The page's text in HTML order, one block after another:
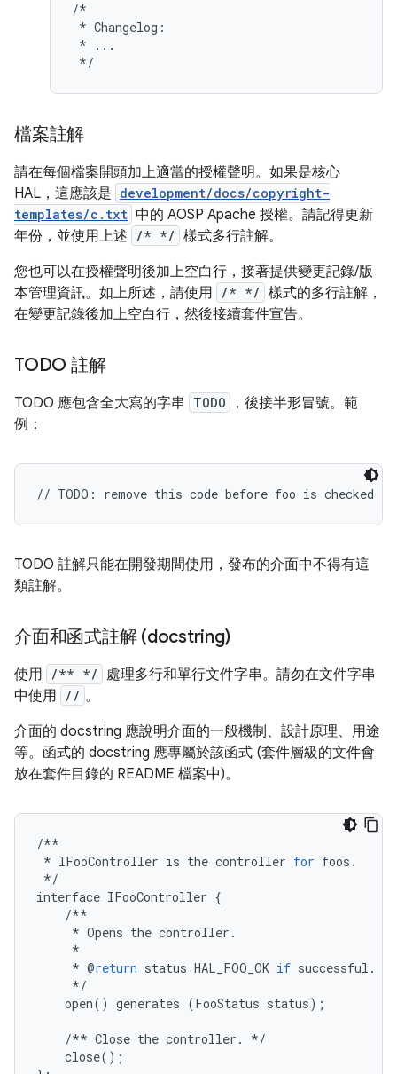
/*
* Changelog :
*
...
*/
檔案註解
請在每個檔案開頭加上適當的授權聲明。如果是核心
HAL，這應該是 development/docs/copyright-
templates/c.txt 中的 AOSP Apache 授權。請記得更新
年份，並使用上述
/* */ 樣式多行註解。
您也可以在授權聲明後加上空白行，接著提供變更記錄/版
本管理資訊。如上所述，請使用
/* */ 樣式的多行註解，
在變更記錄後加上空白行，然後接續套件宣告。
TODO 註解
TODO 應包含全大寫的字串 TODO
，後接半形冒號。範
例：
// TODO: remove this code before foo is checked
TODO 註解只能在開發期間使用，發布的介面中不得有這
類註解。
介面和函式註解 (docstring)
使用 /** */ 處理多行和單行文件字串。請勿在文件字串
中使用
// 。
介面的 docstring 應說明介面的一般機制、設計原理、用途
等。函式的 docstring 應專屬於該函式 (套件層級的文件會
放在套件目錄的 README 檔案中)。
/**
* IFooController is the controller for foos .
*/
interface IFooController {
/**
* Opens the controller .
*
* @return status HAL_FOO_OK if successful .
*/
open() generates (FooStatus status);
/** Close the controller .
*/
close();